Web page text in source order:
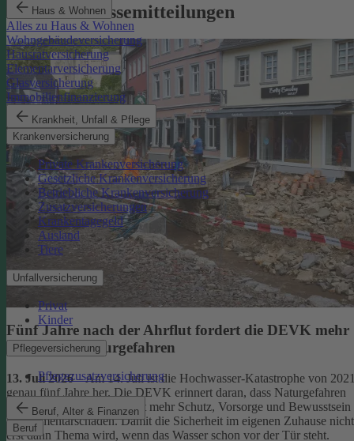
Haus & Wohnen
Alles zu Haus & Wohnen
Wohngebäudeversicherung
Hausratversicherung
Elementarversicherung
Glasversicherung
Immobilienfinanzierung
Krankheit, Unfall & Pflege
Krankenversicherung
Private Krankenversicherung
Gesetzliche Krankenversicherung
Betriebliche Krankenversicherung
Zusatzversicherungen
Krankentagegeld
Ausland
Tiere
Unfallversicherung
Privat
Kinder
Pflegeversicherung
Pflegezusatzversicherung
Beruf, Alter & Finanzen
Beruf
Aktuelle Pressemitteilungen
Fünf Jahre nach der Ahrflut fordert die DEVK mehr
Schutz vor Naturgefahren
13. Juli 2026– Am 14. Juli ist die Hochwasser-Katastrophe von
genau fünf Jahre her. Die DEVK erinnert daran, dass Naturgefahren
überall drohen – und fordert mehr Schutz, Vorsorge und Bewusstsein
für Elementarschäden. Damit die Sicherheit im eigenen Zuhause nicht
erst dann Thema wird, wenn das Wasser schon vor der Tür steht.